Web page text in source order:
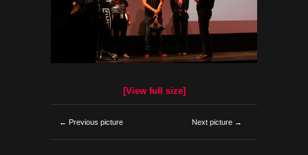
[View full size]
← Previous picture Next picture →